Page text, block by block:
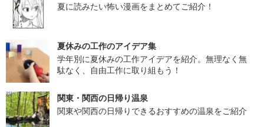
夏に読みたい怖い漫画をまとめてご紹介！
夏休みの工作のアイデア集
学年別に夏休みの工作アイデアを紹介。無理なく無
駄なく、自由工作に取り組もう！
関東・関西の日帰り温泉
関東や関西の日帰りできるおすすめの温泉をご紹介